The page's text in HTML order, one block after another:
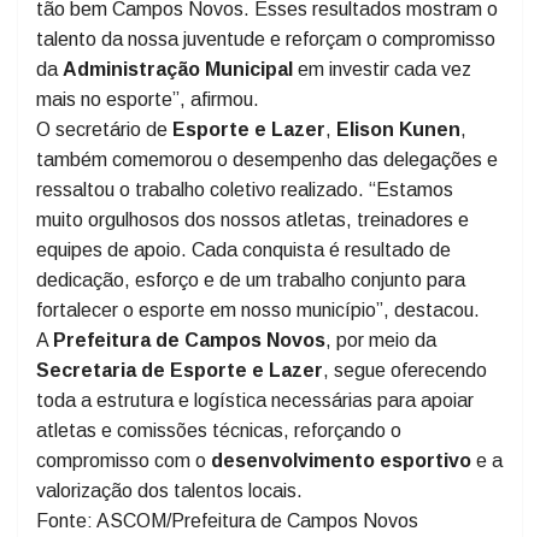
do incentivo aoesportecomo ferramenta de
transformação social e valorização da juventude. “É
uma grande alegria ver nossos atletas representando
tão bem Campos Novos. Esses resultados mostram o
talento da nossa juventude e reforçam o compromisso
daAdministração Municipalem investir cada vez
mais no esporte”, afirmou.
O secretário deEsporte e Lazer,Elison Kunen,
também comemorou o desempenho das delegações e
ressaltou o trabalho coletivo realizado. “Estamos
muito orgulhosos dos nossos atletas, treinadores e
equipes de apoio. Cada conquista é resultado de
dedicação, esforço e de um trabalho conjunto para
fortalecer o esporte em nosso município”, destacou.
APrefeitura de Campos Novos, por meio da
Secretaria de Esporte e Lazer, segue oferecendo
toda a estrutura e logística necessárias para apoiar
atletas e comissões técnicas, reforçando o